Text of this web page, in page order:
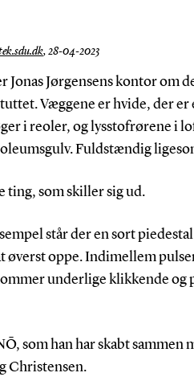
, 28-04-2023
Jonas Jørgensens kontor om
Væggene er hvide, der er
i reoler, og lysstofrørene i
Fuldstændig
ting, som skiller sig ud.
står der en sort
øverst oppe. Indimellem
underlige klikkende og
som han har skabt sammen
Christensen.